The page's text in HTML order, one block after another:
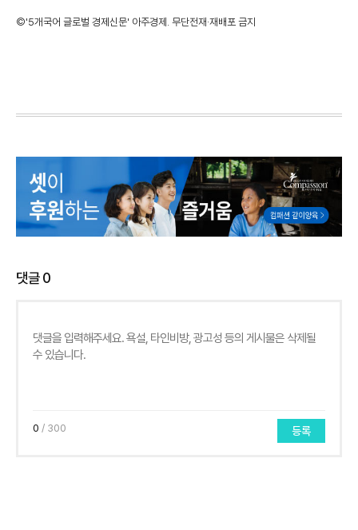
©'5개국어 글로벌 경제신문' 아주경제. 무단전재·재배포 금지
댓글0
0 / 300 등록